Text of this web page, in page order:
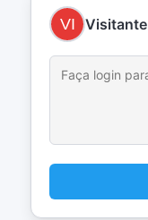
Visitante